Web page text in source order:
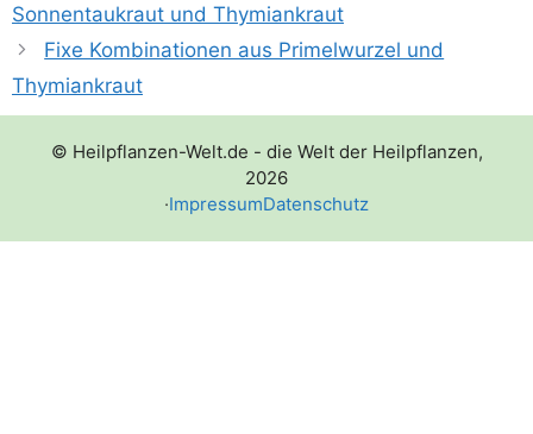
Sonnentaukraut und Thymiankraut
Fixe Kombinationen aus Primelwurzel und
Thymiankraut
© Heilpflanzen-Welt.de - die Welt der Heilpflanzen,
2026
·ImpressumDatenschutz